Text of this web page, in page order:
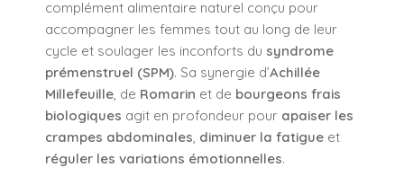
complément alimentaire naturel conçu pour
accompagner les femmes tout au long de leur
cycle et soulager les inconforts du syndrome
prémenstruel (SPM). Sa synergie d’Achillée
Millefeuille, de Romarin et de bourgeons frais
biologiques agit en profondeur pour apaiser les
crampes abdominales, diminuer la fatigue et
réguler les variations émotionnelles.